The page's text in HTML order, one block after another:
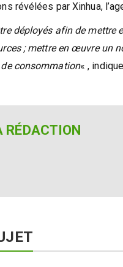
révélées par Xinhua,
déployés afin de mettre
; mettre en œuvre un
consommation« ,
RÉDACTION